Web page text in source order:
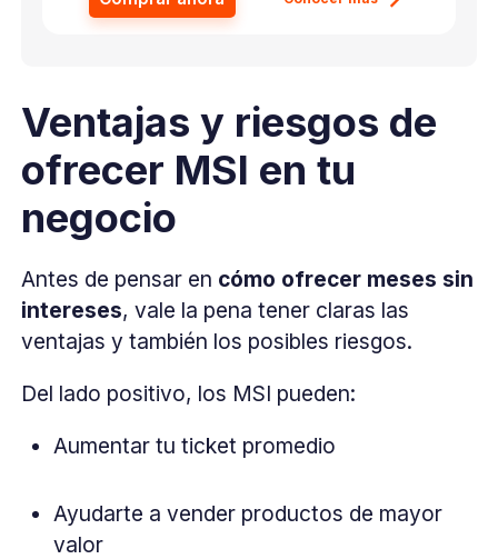
Ventajas y riesgos de
ofrecer MSI en tu
negocio
Antes de pensar en cómo ofrecer meses sin
intereses, vale la pena tener claras las
ventajas y también los posibles riesgos.
Del lado positivo, los MSI pueden:
Aumentar tu ticket promedio
Ayudarte a vender productos de mayor
valor